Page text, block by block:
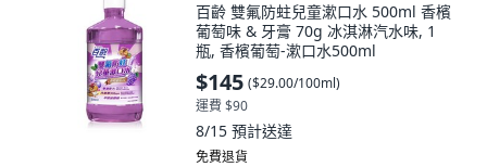
百齡 雙氟防蛀兒童漱口水 500ml 香檳
葡萄味 & 牙膏 70g 冰淇淋汽水味, 1
瓶, 香檳葡萄-漱口水500ml
$145 ($29.00/100ml)
運費 $90
8/15 預計送達
免費退貨